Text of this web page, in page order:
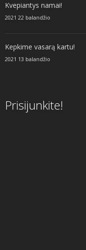
Kvepiantys namai!
2021 22 balandžio
Kepkime vasarą kartu!
2021 13 balandžio
Prisijunkite!